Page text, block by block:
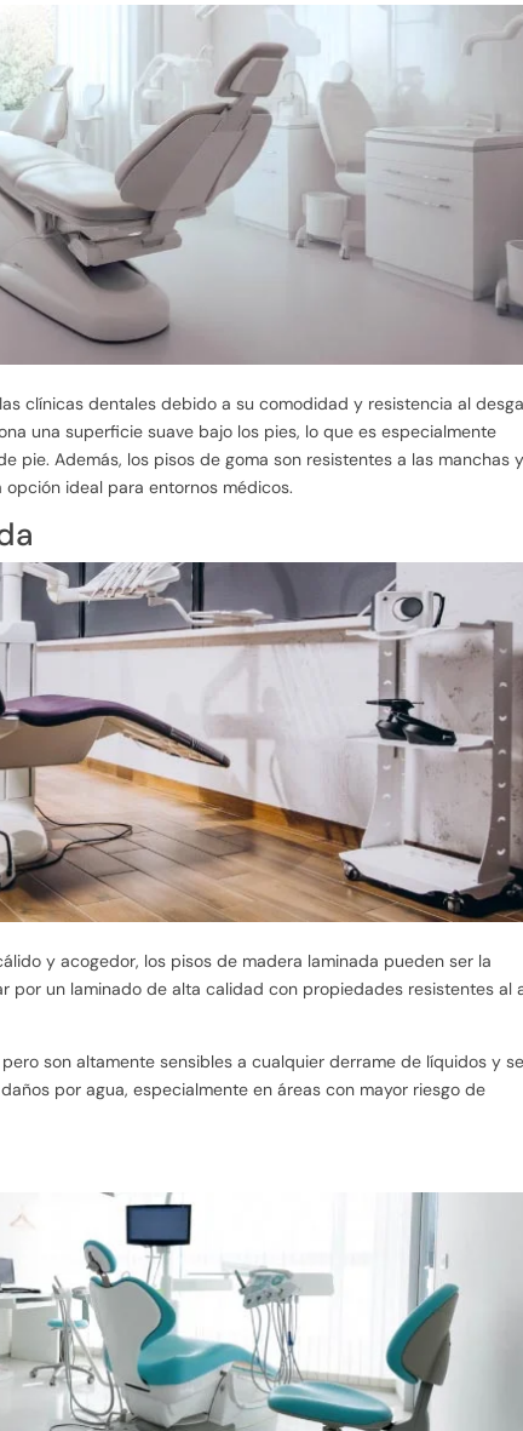
clínicas dentales debido a su comodidad y resistencia al
una superficie suave bajo los pies, lo que es especialmente
pie. Además, los pisos de goma son resistentes a las manchas
ideal para entornos médicos.
y acogedor, los pisos de madera laminada pueden ser la
por un laminado de alta calidad con propiedades resistentes al
son altamente sensibles a cualquier derrame de líquidos y
por agua, especialmente en áreas con mayor riesgo de